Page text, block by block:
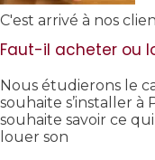
C'est arrivé à nos
Faut-il acheter ou
Nous étudierons le
souhaite s’installer à
souhaite savoir ce
louer son